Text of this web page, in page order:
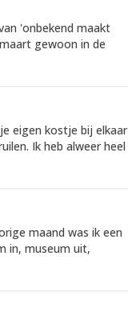
'onbekend maakt
gewoon in de
eigen kostje bij elkaar
Ik heb alweer heel
maand was ik een
in, museum uit,